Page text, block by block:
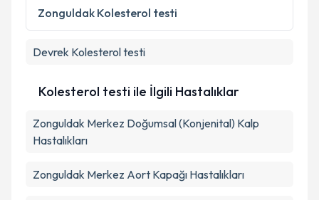
Metni 'ni okudum ve kişisel verilerimin belirtilen
kapsamda işlenmesini kabul ediyorum.
Zonguldak Kolesterol testi
Devrek Kolesterol testi
Kolesterol testi ile İlgili Hastalıklar
Zonguldak Merkez Doğumsal (Konjenital) Kalp
Hastalıkları
Zonguldak Merkez Aort Kapağı Hastalıkları